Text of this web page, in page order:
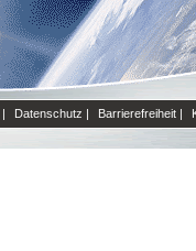
| Datenschutz | Barrierefreiheit |